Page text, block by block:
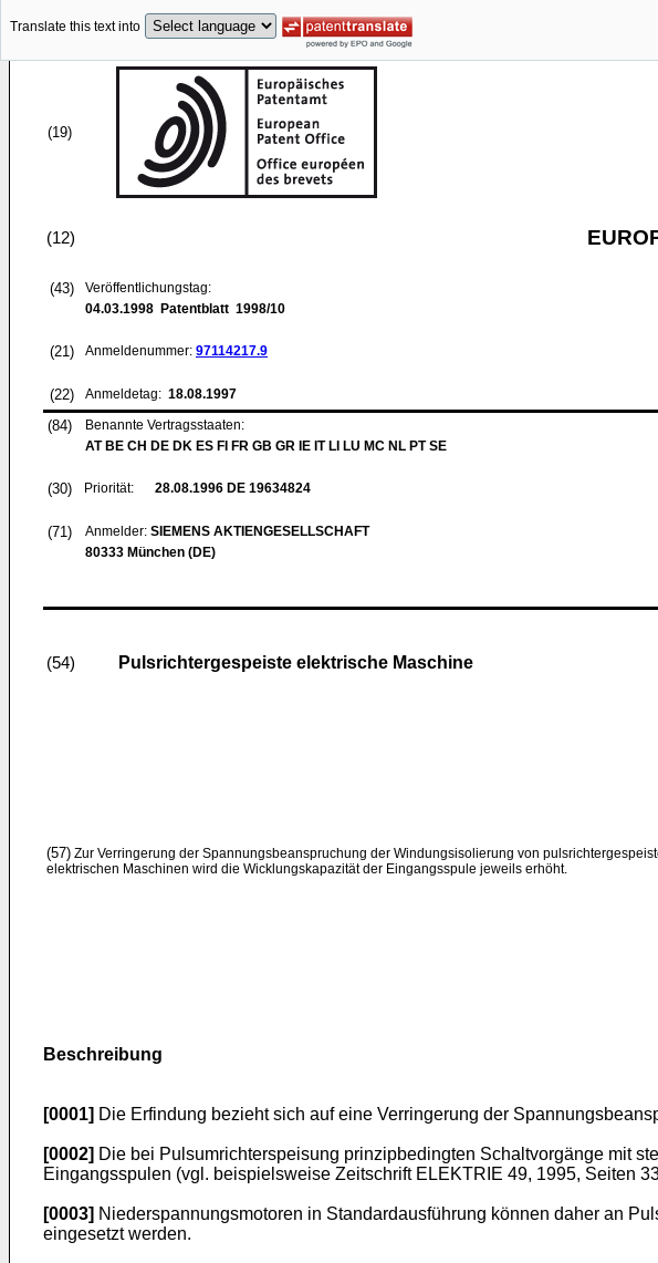
Translate this text into
(19)
(12)
(43)
Veröffentlichungstag:
04.03.1998 Patentblatt 1998/10
(21) Anmeldenummer: 97114217.9
(22) Anmeldetag: 18.08.1997
(84)
Benannte Vertragsstaaten:
AT BE CH DE DK ES FI FR GB GR IE IT LI LU MC NL PT SE
(30) Priorität: 28.08.1996 DE 19634824
(71) Anmelder: SIEMENS AKTIENGESELLSCHAFT
80333 München (DE)
(54) Pulsrichtergespeiste elektrische Maschine
(57) Zur Verringerung der Spannungsbeanspruchung der Windungsisolierung von
elektrischen Maschinen wird die Wicklungskapazität der Eingangsspule jeweils erhöht.
Beschreibung
[0001] Die Erfindung bezieht sich auf eine Verringerung der
[0002] Die bei Pulsumrichterspeisung prinzipbedingten Schaltvorgänge mit
Eingangsspulen (vgl. beispielsweise Zeitschrift ELEKTRIE 49, 1995, Seiten
[0003] Niederspannungsmotoren in Standardausführung können daher an
eingesetzt werden.